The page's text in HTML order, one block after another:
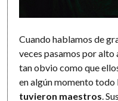
Cuando hablamos de
veces pasamos por
tan obvio como que
en algún momento todo
tuvieron maestros.